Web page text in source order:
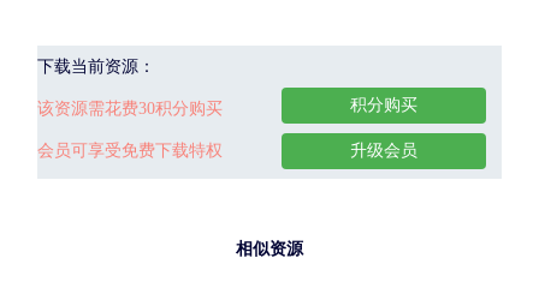
下载当前资源：
该资源需花费30积分购买
会员可享受免费下载特权
积分购买
升级会员
相似资源